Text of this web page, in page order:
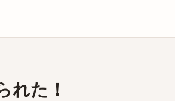
れた！